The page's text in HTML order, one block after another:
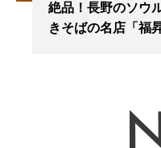
絶品！長野のソウ
きそばの名店「福